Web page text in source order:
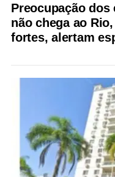
Preocupação
não chega ao
fortes, alertam